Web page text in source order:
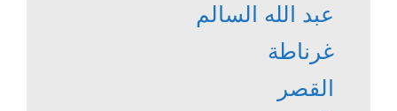
عبد الله السالم
غرناطة
القصر